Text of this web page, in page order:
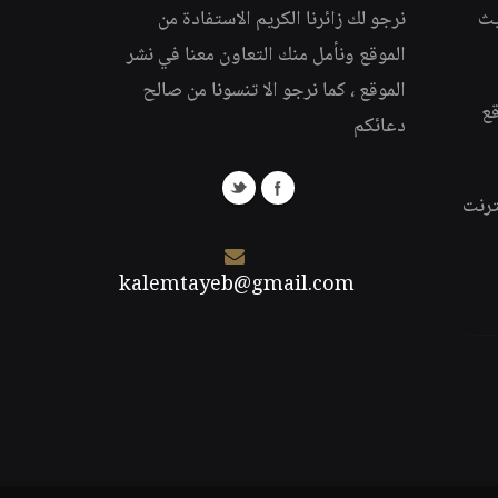
نرجو لك زائرنا الكريم الاستفادة من
الموقع ونأمل منك التعاون معنا في نشر
الموقع ، كما نرجو الا تنسونا من صالح
دعائكم
kalemtayeb@gmail.com